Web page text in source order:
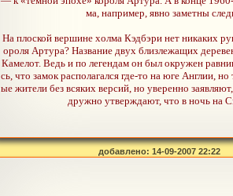
ма, например, явно заметны
На плоской вершине холма Кэдбэри нет никаких
ороля Артура? Название двух близлежащих
Камелот. Ведь и по легендам он был окружен
сь, что замок располагался где-то на юге Англии,
ые жители без всяких версий, но уверенно
дружно утверждают, что в ночь на
добавлено: 14-09-2007 22:22